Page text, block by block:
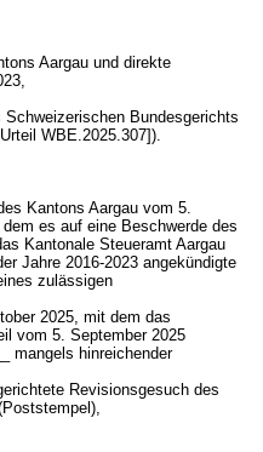
Aargau und direkte
Bundesgerichts
WBE.2025.307]).
Kantons Aargau vom 5.
es auf eine Beschwerde des
Kantonale Steueramt Aargau
Jahre 2016-2023 angekündigte
zulässigen
2025, mit dem das
vom 5. September 2025
mangels hinreichender
Revisionsgesuch des